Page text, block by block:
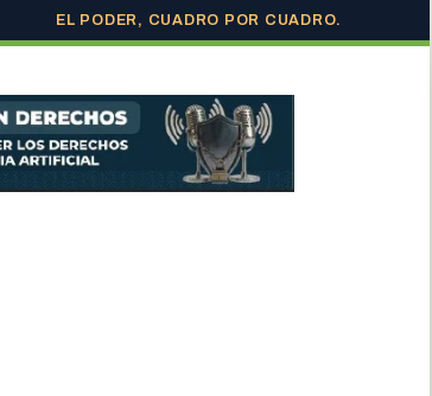
EL PODER, CUADRO POR CUADRO.